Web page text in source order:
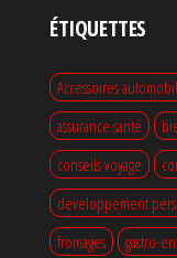
ÉTIQUETTES
Accessoires
assurance santé
conseils voyage
developpement
fromages
gastro-